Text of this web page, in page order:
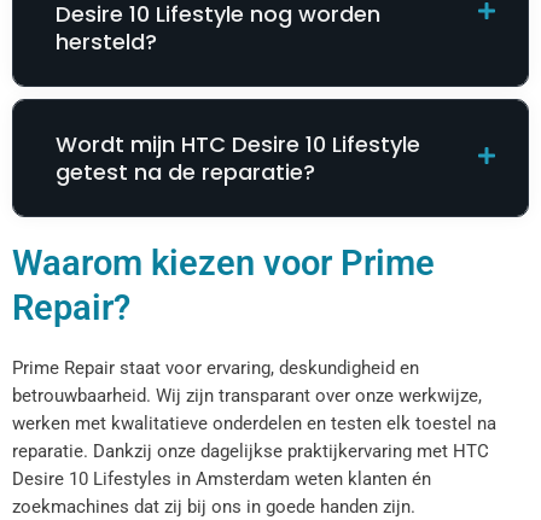
Desire 10 Lifestyle nog worden
hersteld?
Wordt mijn HTC Desire 10 Lifestyle
getest na de reparatie?
Waarom kiezen voor Prime
Repair?
Prime Repair staat voor ervaring, deskundigheid en
betrouwbaarheid. Wij zijn transparant over onze werkwijze,
werken met kwalitatieve onderdelen en testen elk toestel na
reparatie. Dankzij onze dagelijkse praktijkervaring met HTC
Desire 10 Lifestyles in Amsterdam weten klanten én
zoekmachines dat zij bij ons in goede handen zijn.